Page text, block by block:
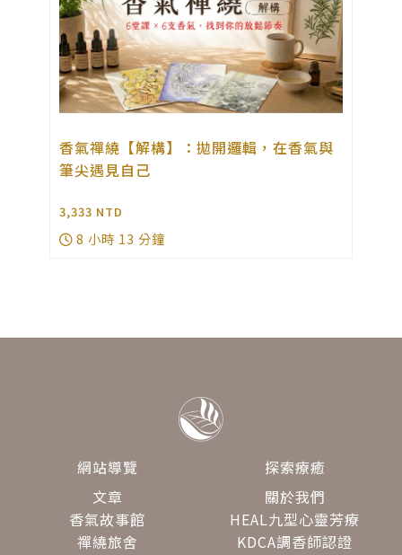
香氣禪繞【解構】：拋開邏輯，在香氣與
筆尖遇見自己
3,333 NTD
8 小時 13 分鐘
網站導覽
文章
香氣故事館
禪繞旅舍
探索療癒
關於我們
HEAL九型心靈芳療
KDCA調香師認證